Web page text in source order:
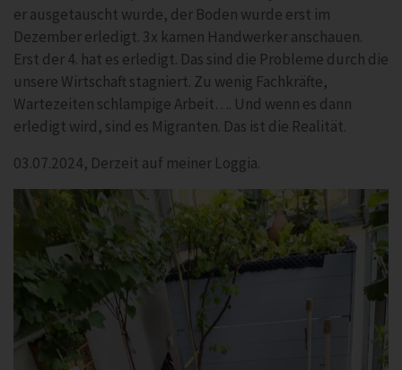
er ausgetauscht wurde, der Boden wurde erst im
Dezember erledigt. 3x kamen Handwerker anschauen.
Erst der 4. hat es erledigt. Das sind die Probleme durch die
unsere Wirtschaft stagniert. Zu wenig Fachkräfte,
Wartezeiten schlampige Arbeit…. Und wenn es dann
erledigt wird, sind es Migranten. Das ist die Realität.
03.07.2024, Derzeit auf meiner Loggia.